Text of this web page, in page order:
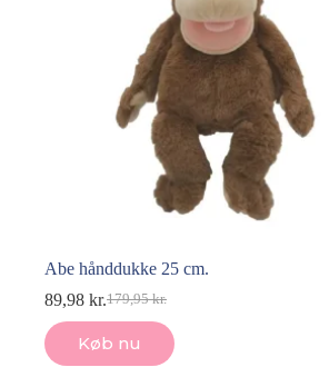
Abe hånddukke 25 cm.
179,95kr.
Den
oprindelige
pris
var:
89,98 kr.Den
aktuelle
pris
er:
Køb nu